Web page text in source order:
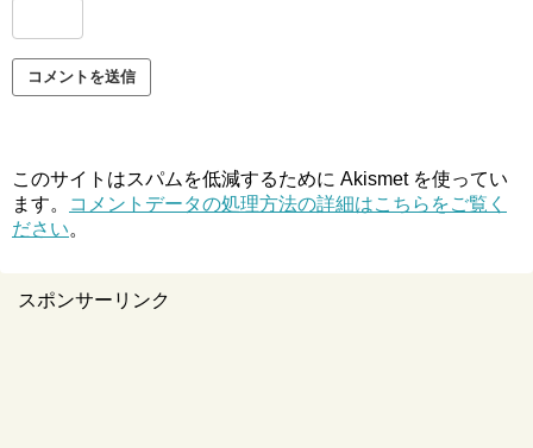
このサイトはスパムを低減するために Akismet を使ってい
ます。
コメントデータの処理方法の詳細はこちらをご覧く
ださい。
スポンサーリンク